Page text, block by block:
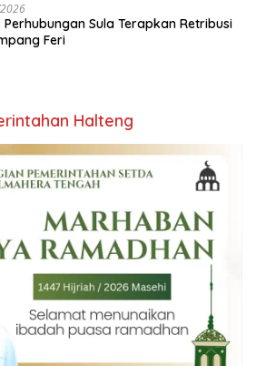
Perhubungan Sula Terapkan Retribusi
Feri
Halteng